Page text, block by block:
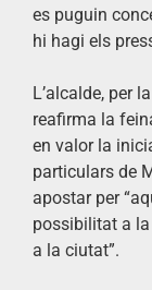
es puguin
hi hagi els
L’alcalde, per
reafirma la
en valor la
particulars de
apostar per
possibilitat a
a la ciutat”.